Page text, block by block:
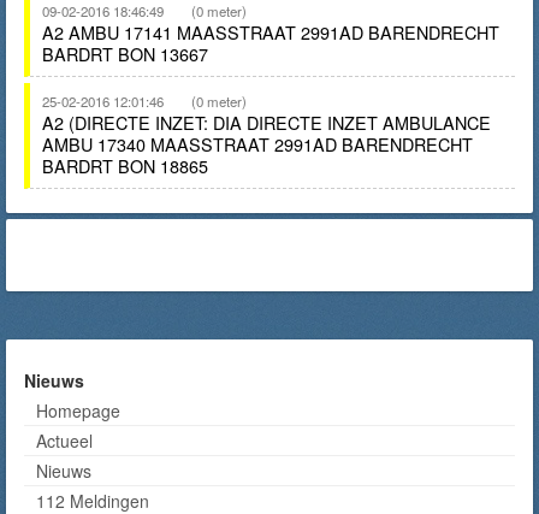
09-02-2016 18:46:49 (0 meter)
A2 AMBU 17141 MAASSTRAAT 2991AD BARENDRECHT
BARDRT BON 13667
25-02-2016 12:01:46 (0 meter)
A2 (DIRECTE INZET: DIA DIRECTE INZET AMBULANCE
AMBU 17340 MAASSTRAAT 2991AD BARENDRECHT
BARDRT BON 18865
Nieuws
Homepage
Actueel
Nieuws
112 Meldingen